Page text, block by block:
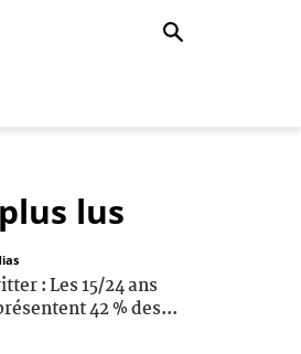
lus
: Les 15/24 ans
42 % des...